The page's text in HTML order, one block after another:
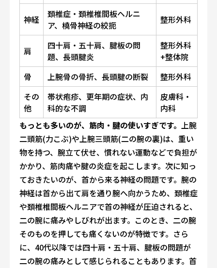
神経
頚椎症・頚椎椎間板ヘルニ
ア、橈骨神経の絞扼
整形外科
肩
四十肩・五十肩、腱板の問
題、長頭腱炎
整形外科
+整体院
骨
上腕骨の骨折、長頭腱の断裂
整形外科
その
他
帯状疱疹、更年期の症状、内
科的な不調
皮膚科・
内科
もっとも多いのが、筋肉・腱の使いすぎです。 上腕
二頭筋(力こぶ)や上腕三頭筋(二の腕の裏)は、重い
物を持つ、腕立て伏せ、慣れない運動などで負担が
かかり、筋肉痛や腱の炎症を起こします。次に知っ
ておきたいのが、首から来る神経の問題です。腕の
神経は首から出て肩を通り腕へ向かうため、頚椎症
や頚椎椎間板ヘルニアで首の神経が圧迫されると、
二の腕に痛みやしびれが出ます。このとき、二の腕
そのものを押しても痛くないのが特徴です。さら
に、40代以降では四十肩・五十肩、腱板の問題が
二の腕の痛みとして感じられることもあります。首